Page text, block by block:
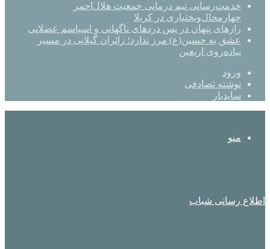
خدمت‌رسانی تیم درمانی جمعیت هلال‌احمر
چهارمحال‌وبختیاری در کربلا
رازهای پنهان در پس دردهای ناگهانی و اسپاسم عضلانی
عشق به حسین(ع) مرز ندارد؛ زائران گیلانی در مسیر
پیاده‌روی اربعین
ورود
نوشته تصادفی
سایدبار
منو
اطلاع رسانی شباب